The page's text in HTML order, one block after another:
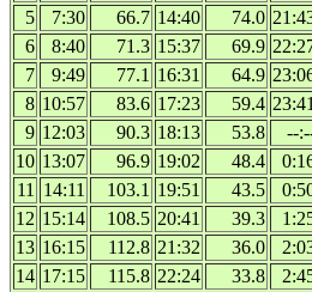
5
7:30 66.7 14:40 74.0
6
8:40 71.3 15:37 69.9
7
9:49 77.1 16:31 64.9
8 10:57 83.6 17:23 59.4 23:41
9 12:03 90.3 18:13 53.8 --
10 13:07 96.9 19:02 48.4
11
14:11 103.1 19:51 43.5
12 15:14 108.5 20:41 39.3
13 16:15 112.8 21:32 36.0
14 17:15 115.8 22:24 33.8